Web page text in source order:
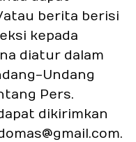
berita berisi
kepada
diatur dalam
Undang
Pers.
dikirimkan